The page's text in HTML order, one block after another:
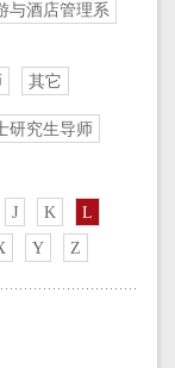
与酒店管理系
其它
研究生导师
J K
L
Y Z